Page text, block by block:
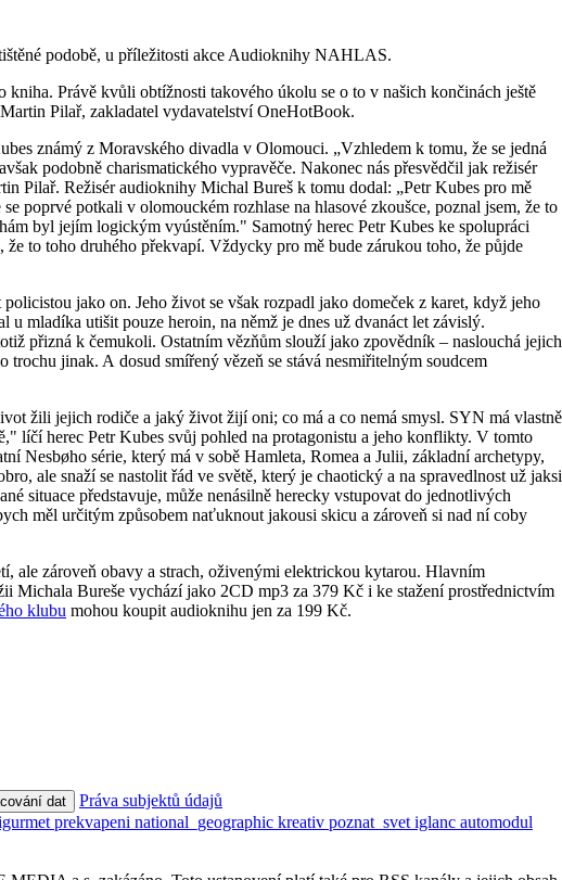
podobě, u příležitosti akce Audioknihy NAHLAS.
Právě kvůli obtížnosti takového úkolu se o to v našich končinách ještě
Pilař, zakladatel vydavatelství OneHotBook.
známý z Moravského divadla v Olomouci. „Vzhledem k tomu, že se jedná
podobně charismatického vypravěče. Nakonec nás přesvědčil jak režisér
Pilař. Režisér audioknihy Michal Bureš k tomu dodal: „Petr Kubes pro mě
poprvé potkali v olomouckém rozhlase na hlasové zkoušce, poznal jsem, že to
byl jejím logickým vyústěním." Samotný herec Petr Kubes ke spolupráci
to toho druhého překvapí. Vždycky pro mě bude zárukou toho, že půjde
jako on. Jeho život se však rozpadl jako domeček z karet, když jeho
mladíka utišit pouze heroin, na němž je dnes už dvanáct let závislý.
přizná k čemukoli. Ostatním vězňům slouží jako zpovědník – naslouchá jejich
jinak. A dosud smířený vězeň se stává nesmiřitelným soudcem
žili jejich rodiče a jaký život žijí oni; co má a co nemá smysl. SYN má vlastně
líčí herec Petr Kubes svůj pohled na protagonistu a jeho konflikty. V tomto
Nesbøho série, který má v sobě Hamleta, Romea a Julii, základní archetypy,
ale snaží se nastolit řád ve světě, který je chaotický a na spravedlnost už jaksi
situace představuje, může nenásilně herecky vstupovat do jednotlivých
měl určitým způsobem naťuknout jakousi skicu a zároveň si nad ní coby
ale zároveň obavy a strach, oživenými elektrickou kytarou. Hlavním
Bureše vychází jako 2CD mp3 za 379 Kč i ke stažení prostřednictvím
klubu mohou koupit audioknihu jen za 199 Kč.
dat
Práva subjektů údajů
prekvapeni national_geographic kreativ poznat_svet iglanc automodul